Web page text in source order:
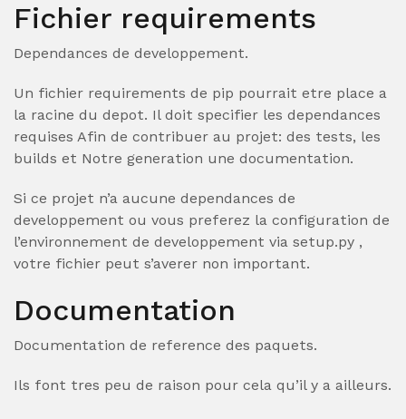
Fichier requirements
Dependances de developpement.
Un fichier requirements de pip pourrait etre place a
la racine du depot. Il doit specifier les dependances
requises Afin de contribuer au projet: des tests, les
builds et Notre generation une documentation.
Si ce projet n’a aucune dependances de
developpement ou vous preferez la configuration de
l’environnement de developpement via setup.py ,
votre fichier peut s’averer non important.
Documentation
Documentation de reference des paquets.
Ils font tres peu de raison pour cela qu’il y a ailleurs.